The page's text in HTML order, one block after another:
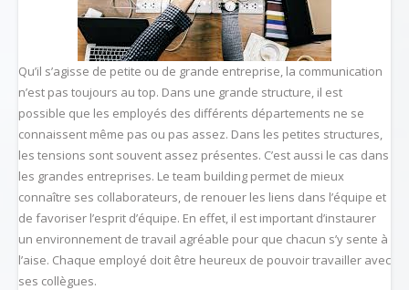
Qu’il s’agisse de petite ou de grande entreprise, la communication
n’est pas toujours au top. Dans une grande structure, il est
possible que les employés des différents départements ne se
connaissent même pas ou pas assez. Dans les petites structures,
les tensions sont souvent assez présentes. C’est aussi le cas dans
les grandes entreprises. Le team building permet de mieux
connaître ses collaborateurs, de renouer les liens dans l’équipe et
de favoriser l’esprit d’équipe. En effet, il est important d’instaurer
un environnement de travail agréable pour que chacun s’y sente à
l’aise. Chaque employé doit être heureux de pouvoir travailler avec
ses collègues.